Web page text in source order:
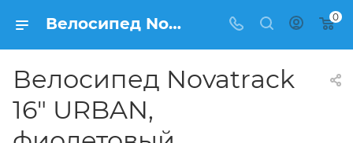
Велосипед Novatrack 16" URBAN, фиолетовый купить: цена 4 950 рублей в Балашихе | Интернет магазин Вело150 0
Велосипед Novatrack
16" URBAN,